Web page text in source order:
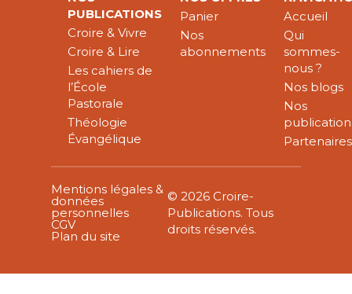
PUBLICATIONS
Croire & Vivre
Croire & Lire
Les cahiers de
l’École
Pastorale
Théologie
Évangélique
Panier
Nos
abonnements
Accueil
Qui
sommes-
nous ?
Nos blogs
Nos
Partenaires
Mentions légales &
données
personnelles
CGV
Plan du site
© 2026 Croire-
Publications. Tous
droits réservés.